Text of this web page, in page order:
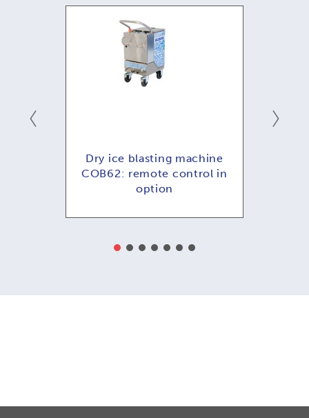
Dry ice blasting machine
COB62: remote control in
option